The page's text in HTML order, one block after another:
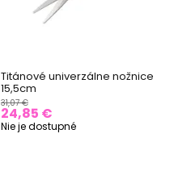
Titánové univerzálne nožnice
15,5cm
31,07 €
24,85 €
Nie je dostupné